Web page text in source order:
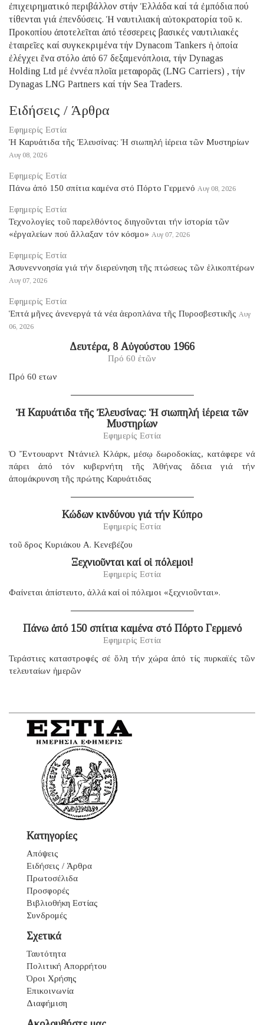
ἐπιχειρηματικό περιβάλλον στήν Ἑλλάδα καί τά ἐμπόδια πού
τίθενται γιά ἐπενδύσεις. Ἡ ναυτιλιακή αὐτοκρατορία τοῦ κ.
Προκοπίου ἀποτελεῖται ἀπό τέσσερεις βασικές ναυτιλιακές
ἑταιρεῖες καί συγκεκριμένα τήν Dynacom Tankers ἡ ὁποία
ἐλέγχει ἕνα στόλο ἀπό 67 δεξαμενόπλοια, τήν Dynagas
Holding Ltd μέ ἐννέα πλοῖα μεταφορᾶς (LNG Carriers) , τήν
Dynagas LNG Partners καί τήν Sea Traders.
Ειδήσεις / Άρθρα
Εφημερίς Εστία
Ἡ Καρυάτιδα τῆς Ἐλευσίνας: Ἡ σιωπηλή ἱέρεια τῶν Μυστηρίων
Αυγ 08, 2026
Εφημερίς Εστία
Πάνω ἀπό 150 σπίτια καμένα στό Πόρτο Γερμενό Αυγ 08, 2026
Εφημερίς Εστία
Τεχνολογίες τοῦ παρελθόντος διηγοῦνται τήν ἱστορία τῶν
«ἐργαλείων πού ἄλλαξαν τόν κόσμο» Αυγ 07, 2026
Εφημερίς Εστία
Ἀσυνεννοησία γιά τήν διερεύνηση τῆς πτώσεως τῶν ἑλικοπτέρων
Αυγ 07, 2026
Εφημερίς Εστία
Ἑπτά μῆνες ἀνενεργά τά νέα ἀεροπλάνα τῆς Πυροσβεστικῆς Αυγ
06, 2026
Δευτέρα, 8 Αὐγούστου 1966
Πρό 60 ἐτῶν
Πρό 60 ετων
Ἡ Καρυάτιδα τῆς Ἐλευσίνας: Ἡ σιωπηλή ἱέρεια τῶν
Μυστηρίων
Εφημερίς Εστία
Ὁ Ἔντουαρντ Ντάνιελ Κλάρκ, μέσῳ δωροδοκίας, κατάφερε νά
πάρει ἀπό τόν κυβερνήτη τῆς Ἀθήνας ἄδεια γιά τήν
ἀπομάκρυνση τῆς πρώτης Καρυάτιδας
Κώδων κινδύνου γιά τήν Κύπρο
Εφημερίς Εστία
τοῦ δρος Κυριάκου Α. Κενεβέζου
Ξεχνιοῦνται καί οἱ πόλεμοι!
Εφημερίς Εστία
Φαίνεται ἀπίστευτο, ἀλλά καί οἱ πόλεμοι «ξεχνιοῦνται».
Πάνω ἀπό 150 σπίτια καμένα στό Πόρτο Γερμενό
Εφημερίς Εστία
Τεράστιες καταστροφές σέ ὅλη τήν χώρα ἀπό τίς πυρκαϊές τῶν
τελευταίων ἡμερῶν
Κατηγορίες
Απόψεις
Ειδήσεις / Άρθρα
Πρωτοσέλιδα
Προσφορές
Βιβλιοθήκη Εστίας
Συνδρομές
Σχετικά
Ταυτότητα
Πολιτική Απορρήτου
Όροι Χρήσης
Επικοινωνία
Διαφήμιση